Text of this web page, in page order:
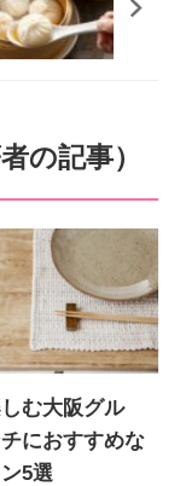
の記事）
む大阪グル
におすすめな
5選